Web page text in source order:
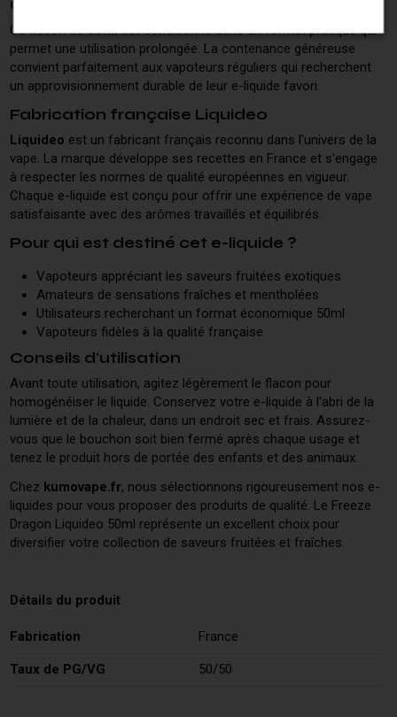
Caractéristiques du format 50ml
Ce flacon de50mlest conditionné dans un format pratique qui
permet une utilisation prolongée. La contenance généreuse
convient parfaitement aux vapoteurs réguliers qui recherchent
un approvisionnement durable de leur e-liquide favori.
Fabrication française Liquideo
Liquideo est un fabricant français reconnu dans l'univers de la
vape. La marque développe ses recettes en France et s'engage
à respecter les normes de qualité européennes en vigueur.
Chaque e-liquide est conçu pour offrir une expérience de vape
satisfaisante avec des arômes travaillés et équilibrés.
Pour qui est destiné cet e-liquide ?
Vapoteurs appréciant les saveurs fruitées exotiques
Amateurs de sensations fraîches et mentholées
Utilisateurs recherchant un format économique 50ml
Vapoteurs fidèles à la qualité française
Conseils d'utilisation
Avant toute utilisation, agitez légèrement le flacon pour
homogénéiser le liquide. Conservez votre e-liquide à l'abri de la
lumière et de la chaleur, dans un endroit sec et frais. Assurez-
vous que le bouchon soit bien fermé après chaque usage et
tenez le produit hors de portée des enfants et des animaux.
Chez kumovape.fr, nous sélectionnons rigoureusement nos e-
liquides pour vous proposer des produits de qualité. Le Freeze
Dragon Liquideo 50ml représente un excellent choix pour
diversifier votre collection de saveurs fruitées et fraîches.
Détails du produit
Fabrication France
Taux de PG/VG 50/50